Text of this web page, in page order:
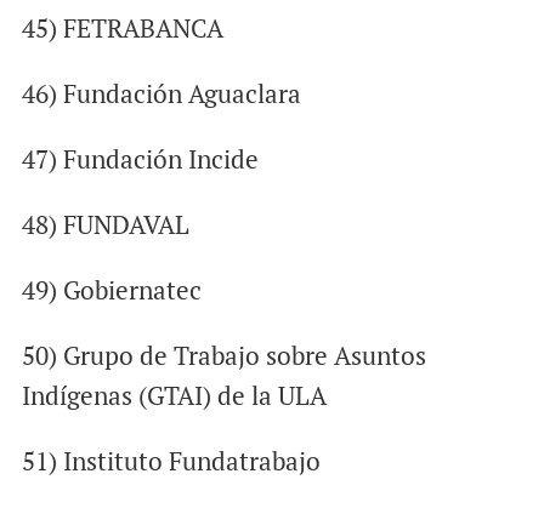
45) FETRABANCA
46) Fundación Aguaclara
47) Fundación Incide
48) FUNDAVAL
49) Gobiernatec
50) Grupo de Trabajo sobre Asuntos
Indígenas (GTAI) de la ULA
51) Instituto Fundatrabajo